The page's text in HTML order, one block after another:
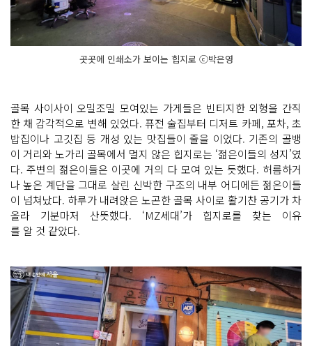
곳곳에 인쇄소가 보이는 힙지로 ⓒ박은영
골목 사이사이 오밀조밀 모여있는 가게들은 빈티지한 외형을 간직
한 채 감각적으로 변해 있었다. 퓨전 술집부터 디저트 카페, 포차, 초
밥집이나 고깃집 등 개성 있는 맛집들이 줄을 이었다. 기존의 골뱅
이 거리와 노가리 골목에서 멀지 않은 힙지로는 ‘젊은이들의 성지’였
다. 주변의 젊은이들은 이곳에 거의 다 모여 있는 듯했다. 허름하거
나 높은 계단을 그대로 살린 신박한 구조의 내부 어디에든 젊은이들
이 넘쳐났다. 하루가 내려앉은 노곤한 골목 사이로 활기찬 공기가 차
올라 기분마저 산뜻했다. ‘MZ세대’가 힙지로를 찾는 이유
를 알 것 같았다.